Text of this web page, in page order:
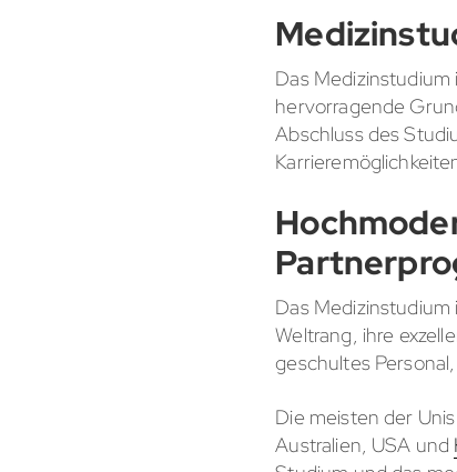
Das
hervorragende
Abschluss des
Das
Weltrang, ihre
geschultes
Die meisten der
Australien, USA und